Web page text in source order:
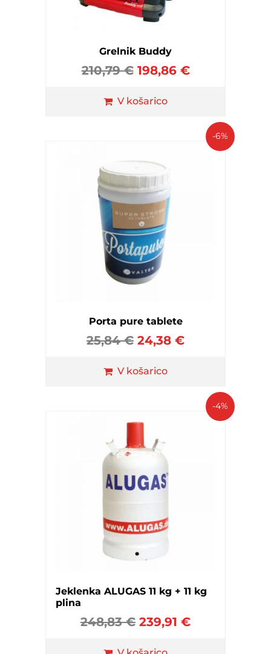
Grelnik Buddy
210,79€ 198,86€
V košarico
-6%
Porta pure tablete
25,84€24,38€
V košarico
-4%
Jeklenka ALUGAS 11 kg + 11 kg
plina
248,83€239,91 €